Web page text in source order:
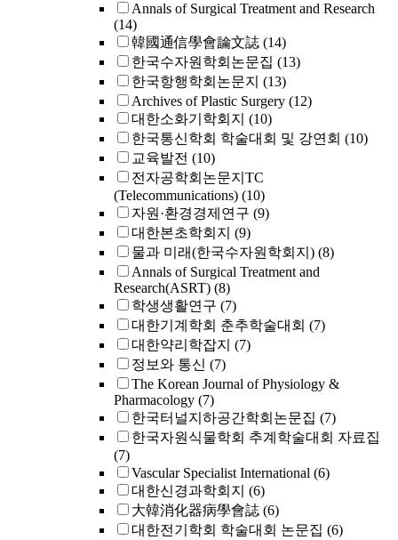
Annals of Surgical Treatment and Research
(14)
韓國通信學會論文誌 (14)
한국수자원학회논문집 (13)
한국항행학회논문지 (13)
Archives of Plastic Surgery (12)
대한소화기학회지 (10)
한국통신학회 학술대회 및 강연회 (10)
교육발전 (10)
전자공학회논문지TC
(Telecommunications) (10)
자원·환경경제연구 (9)
대한본초학회지 (9)
물과 미래(한국수자원학회지) (8)
Annals of Surgical Treatment and
Research(ASRT) (8)
학생생활연구 (7)
대한기계학회 춘추학술대회 (7)
대한약리학잡지 (7)
정보와 통신 (7)
The Korean Journal of Physiology &
Pharmacology (7)
한국터널지하공간학회논문집 (7)
한국자원식물학회 추계학술대회 자료집
(7)
Vascular Specialist International (6)
대한신경과학회지 (6)
大韓消化器病學會誌 (6)
대한전기학회 학술대회 논문집 (6)